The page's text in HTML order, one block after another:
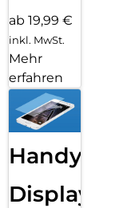
ab 19,99 €
inkl. MwSt.
Mehr
erfahren
Handy
Displayfolie